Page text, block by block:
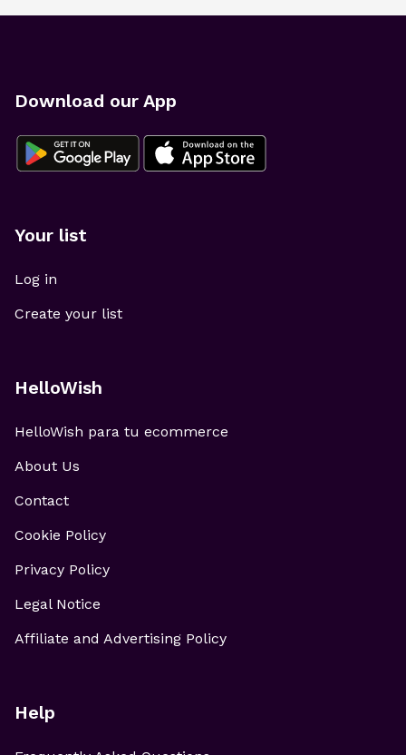
Download our App
Your list
Log in
Create your list
HelloWish
HelloWish para tu ecommerce
About Us
Contact
Cookie Policy
Privacy Policy
Legal Notice
Affiliate and Advertising Policy
Help